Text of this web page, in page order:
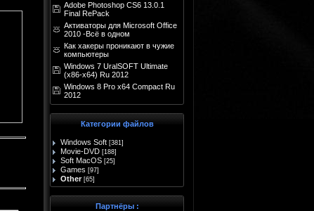
Adobe Photoshop CS6 13.0.1
Final RePack
Активаторы для Microsoft Office
2010 -Всё в одном
Как хакеры проникают в чужие
компьютеры
Windows 7 UralSOFT Ultimate
(x86-x64) Ru 2012
Windows 8 Pro x64 Compact Ru
2012
Категории файлов
Windows Soft [381]
Movie-DVD [188]
Soft MacOS [25]
Games [97]
Other [65]
Партнёры :